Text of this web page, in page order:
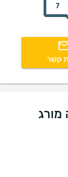
7
קשר
מורג